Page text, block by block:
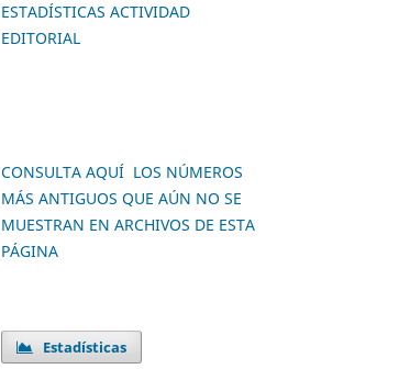
ESTADÍSTICAS ACTIVIDAD
EDITORIAL
CONSULTA AQUÍ LOS NÚMEROS
MÁS ANTIGUOS QUE AÚN NO SE
MUESTRAN EN ARCHIVOS DE ESTA
PÁGINA
Estadísticas